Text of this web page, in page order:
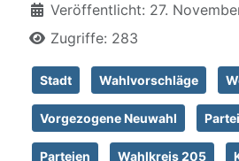
Veröffentlicht: 27.
Zugriffe: 283
Stadt Wahlvorschläge
Vorgezogene Neuwahl
Parteien Wahlkreis 205